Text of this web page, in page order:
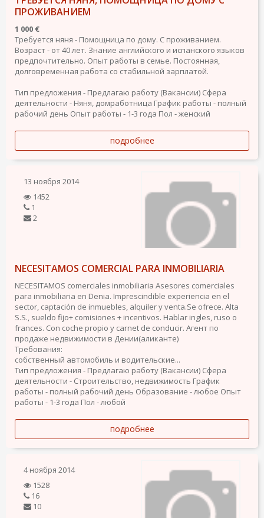
ПРОЖИВАНИЕМ
1 000 €
Требуется няня - Помощница по дому. С проживанием.
Возраст - от 40 лет. Знание английского и испанского языков
предпочтительно. Опыт работы в семье. Постоянная,
долговременная работа со стабильной зарплатой.
Тип предложения - Предлагаю работу (Вакансии) Сфера
деятельности - Няня, домработница График работы - полный
рабочий день Опыт работы - 1-3 года Пол - женский
подробнее
13 ноября 2014
1452
1
2
NECESITAMOS COMERCIAL PARA INMOBILIARIA
NECESITAMOS comerciales inmobiliaria Asesores comerciales
para inmobiliaria en Denia. Imprescindible experiencia en el
sector, captación de inmuebles, alquiler y venta.Se ofrece. Alta
S.S., sueldo fijo+ comisiones + incentivos. Hablar ingles, ruso o
frances. Con coche propio y carnet de conducir. Агент по
продаже недвижимости в Дении(аликанте)
Требования:
собственный автомобиль и водительские...
Тип предложения - Предлагаю работу (Вакансии) Сфера
деятельности - Строительство, недвижимость График
работы - полный рабочий день Образование - любое Опыт
работы - 1-3 года Пол - любой
подробнее
4 ноября 2014
1528
16
10